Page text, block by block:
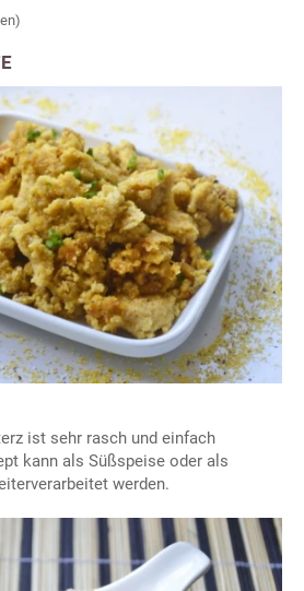
ist sehr rasch und einfach
kann als Süßspeise oder als
werden.